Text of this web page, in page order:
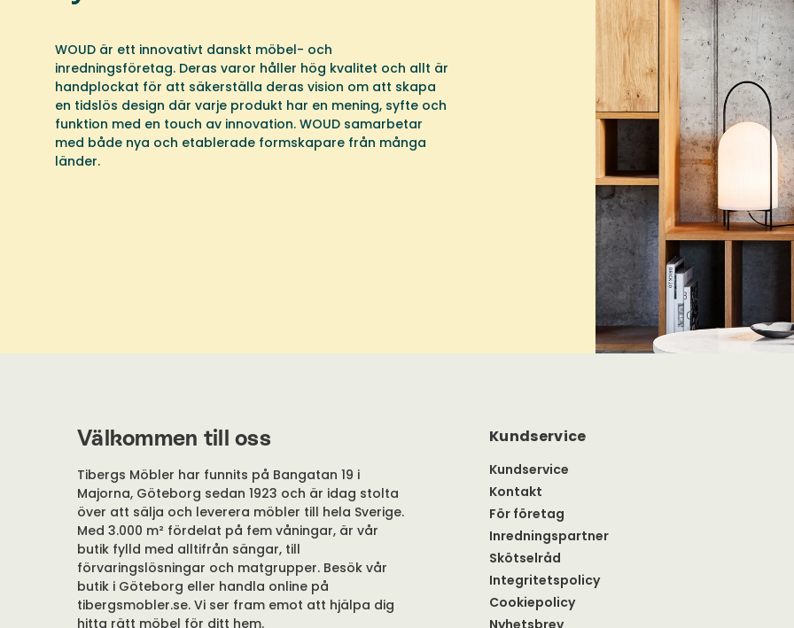
WOUD är ett innovativt danskt möbel- och
inredningsföretag. Deras varor håller hög kvalitet och allt är
handplockat för att säkerställa deras vision om att skapa
en tidslös design där varje produkt har en mening, syfte och
funktion med en touch av innovation. WOUD samarbetar
med både nya och etablerade formskapare från många
länder.
Välkommen till oss
Tibergs Möbler har funnits på Bangatan 19 i
Majorna, Göteborg sedan 1923 och är idag stolta
över att sälja och leverera möbler till hela Sverige.
Med 3.000 m² fördelat på fem våningar, är vår
butik fylld med alltifrån sängar, till
förvaringslösningar och matgrupper. Besök vår
butik i Göteborg eller handla online på
tibergsmobler.se. Vi ser fram emot att hjälpa dig
hitta rätt möbel för ditt hem.
Kundservice
Kundservice
Kontakt
För företag
Inredningspartner
Skötselråd
Integritetspolicy
Cookiepolicy
Nyhetsbrev